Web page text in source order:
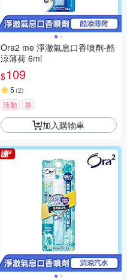
Ora2 me 淨澈氣息口香噴劑-酷
涼薄荷 6ml
$109
5 (2)
活動 券
加入購物車